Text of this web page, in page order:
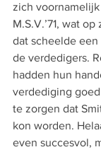
zich
M.S.V.’71, wat
dat scheelde
de verdedigers.
hadden hun
verdediging
te zorgen dat
kon worden.
even succesvol,